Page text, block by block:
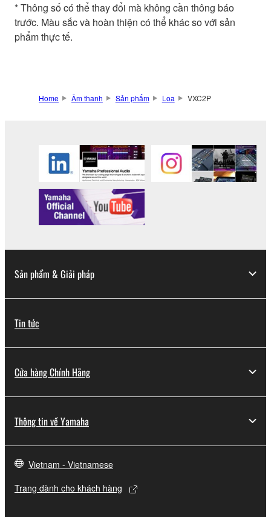
* Thông số có thể thay đổi mà không cần thông báo
trước. Màu sắc và hoàn thiện có thể khác so với sản
phẩm thực tế.
Home Âm thanh Sản phẩm Loa VXC2P
Sản phẩm & Giải pháp
Tin tức
Cửa hàng Chính Hãng
Thông tin về Yamaha
Vietnam - Vietnamese
Trang dành cho khách hàng